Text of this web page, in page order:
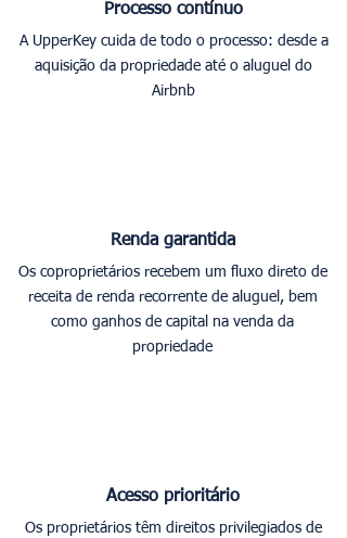
Processo contínuo
A UpperKey cuida de todo o processo: desde a
aquisição da propriedade até o aluguel do
Airbnb
Renda garantida
Os coproprietários recebem um fluxo direto de
receita de renda recorrente de aluguel, bem
como ganhos de capital na venda da
propriedade
Acesso prioritário
Os proprietários têm direitos privilegiados de